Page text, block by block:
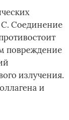
С. Соединение
повреждение
излучения.
и